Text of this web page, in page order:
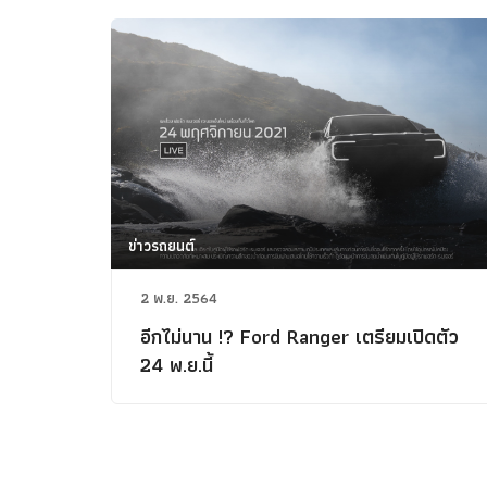
ข่าวรถยนต์
2 พ.ย. 2564
อีกไม่นาน !? Ford Ranger เตรียมเปิดตัว
24 พ.ย.นี้